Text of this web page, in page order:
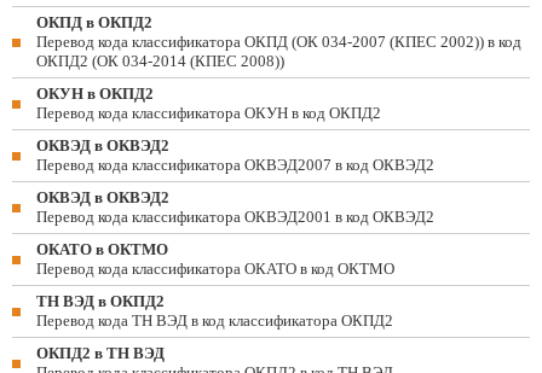
ОКПД в ОКПД2
Перевод кода классификатора ОКПД (ОК 034-2007 (КПЕС 2002)) в код
ОКПД2 (ОК 034-2014 (КПЕС 2008))
ОКУН в ОКПД2
Перевод кода классификатора ОКУН в код ОКПД2
ОКВЭД в ОКВЭД2
Перевод кода классификатора ОКВЭД2007 в код ОКВЭД2
ОКВЭД в ОКВЭД2
Перевод кода классификатора ОКВЭД2001 в код ОКВЭД2
ОКАТО в ОКТМО
Перевод кода классификатора ОКАТО в код ОКТМО
ТН ВЭД в ОКПД2
Перевод кода ТН ВЭД в код классификатора ОКПД2
ОКПД2 в ТН ВЭД